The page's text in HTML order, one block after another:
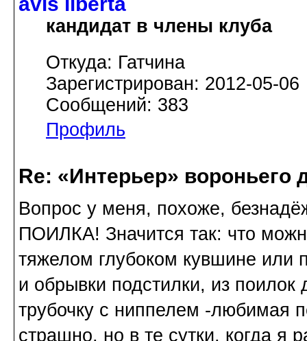
кандидат в члены клуба
Откуда: Гатчина
Зарегистрирован: 2012-05-06
Сообщений: 383
Профиль
Re: «Интерьер» вороньего
Вопрос у меня, похоже,
ПОИЛКА! Значится так: что
тяжелом глубоком кувшине или
и обрывки подстилки, из
трубочку с ниппелем -любимая
страшно, но в те сутки, когда я